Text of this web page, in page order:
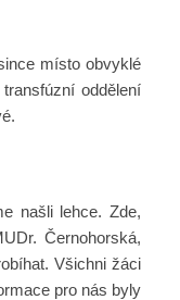
místo obvyklé
oddělení
našli lehce. Zde,
Černohorská,
Všichni žáci
pro nás byly